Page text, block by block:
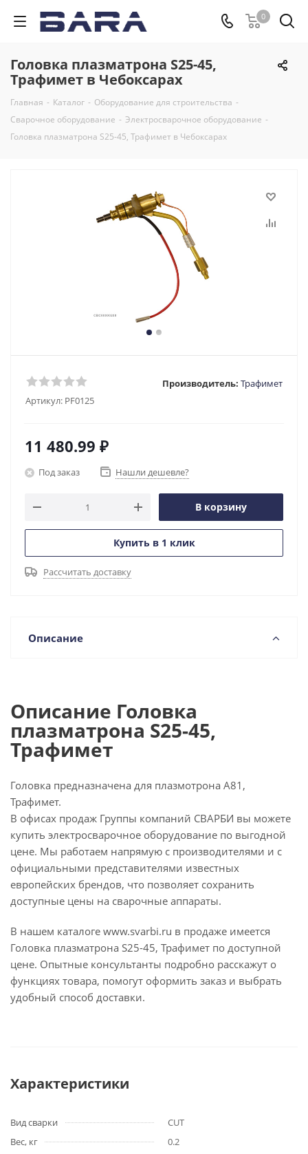
0
Головка плазматрона S25-45,
Трафимет в Чебоксарах
Главная - Каталог - Оборудование для строительства -
Сварочное оборудование - Электросварочное оборудование -
Головка плазматрона S25-45, Трафимет в Чебоксарах
Артикул: PF0125
Производитель: Трафимет
11 480.99 ₽
Под заказ Нашли дешевле?
В корзину
Купить в 1 клик
Рассчитать доставку
Описание
Описание Головка
плазматрона S25-45,
Трафимет
Головка предназначена для плазмотрона А81,
Трафимет.
В офисах продаж Группы компаний СВАРБИ вы можете
купить электросварочное оборудование по выгодной
цене. Мы работаем напрямую с производителями и с
официальными представителями известных
европейских брендов, что позволяет сохранить
доступные цены на сварочные аппараты.
В нашем каталоге www.svarbi.ru в продаже имеется
Головка плазматрона S25-45, Трафимет по доступной
цене. Опытные консультанты подробно расскажут о
функциях товара, помогут оформить заказ и выбрать
удобный способ доставки.
Характеристики
Вид сварки
CUT
Вес, кг
0.2